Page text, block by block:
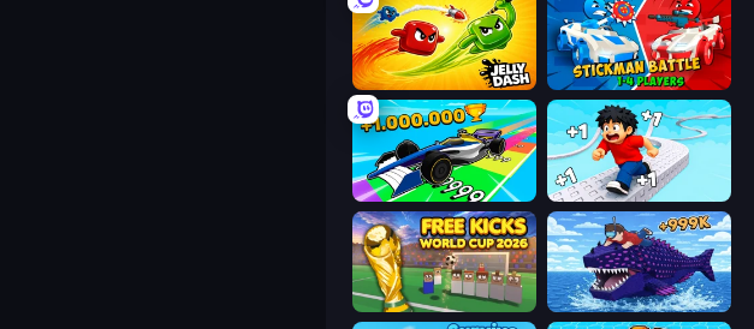
Jelly Dash Stickman battle 1-4 Players
Obby Car Challenge: Drive Speed per Click: Obby
Free Kicks World Cup 2026 Obby Fish Challenge: Ride